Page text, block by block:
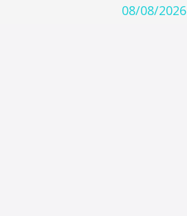
08/08/2026